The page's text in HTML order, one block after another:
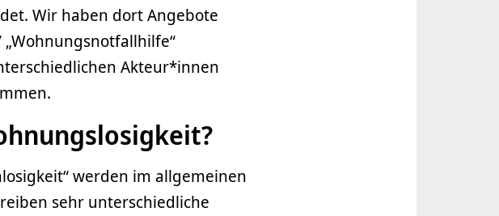
Wir haben dort Angebote
Akteur*innen
werden im allgemeinen
sehr unterschiedliche